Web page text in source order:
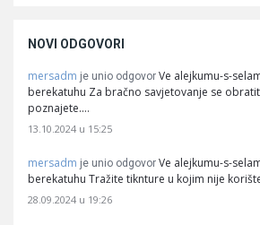
NOVI ODGOVORI
mersadm je unio odgovor Ve alejkumu-s-
berekatuhu Za bračno savjetovanje se
poznajete.…
13.10.2024 u 15:25
mersadm je unio odgovor Ve alejkumu-s-
berekatuhu Tražite tiknture u kojim nije
28.09.2024 u 19:26